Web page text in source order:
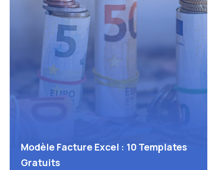
Modèle Facture Excel : 10 Templates
Gratuits